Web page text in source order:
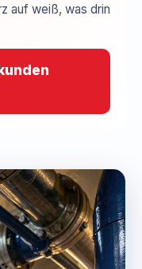
auf weiß, was drin